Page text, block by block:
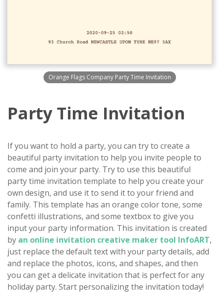
Orange Flags Company Party Time Invitation
Party Time Invitation
If you want to hold a party, you can try to create a
beautiful party invitation to help you invite people to
come and join your party. Try to use this beautiful
party time invitation template to help you create your
own design, and use it to send it to your friend and
family. This template has an orange color tone, some
confetti illustrations, and some textbox to give you
input your party information. This invitation is created
by an online invitation creative maker tool InfoART,
just replace the default text with your party details, add
and replace the photos, icons, and shapes, and then
you can get a delicate invitation that is perfect for any
holiday party. Start personalizing the invitation today!